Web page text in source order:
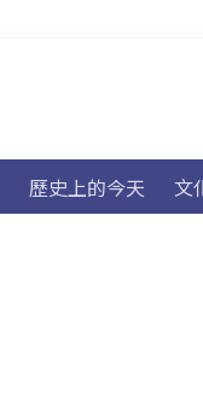
歷史上的今天 文